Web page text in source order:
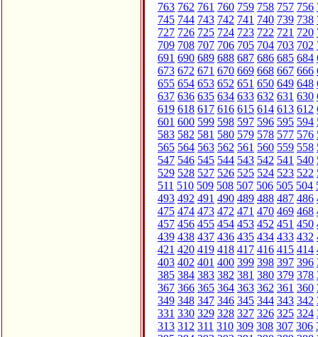
763 762 761 760 759 758 757 756
745 744 743 742 741 740 739 738
727 726 725 724 723 722 721 720
709 708 707 706 705 704 703 702
691 690 689 688 687 686 685 684
673 672 671 670 669 668 667 666
655 654 653 652 651 650 649 648
637 636 635 634 633 632 631 630
619 618 617 616 615 614 613 612
601 600 599 598 597 596 595 594
583 582 581 580 579 578 577 576
565 564 563 562 561 560 559 558
547 546 545 544 543 542 541 540
529 528 527 526 525 524 523 522
511 510 509 508 507 506 505 504
493 492 491 490 489 488 487 486
475 474 473 472 471 470 469 468
457 456 455 454 453 452 451 450
439 438 437 436 435 434 433 432
421 420 419 418 417 416 415 414
403 402 401 400 399 398 397 396
385 384 383 382 381 380 379 378
367 366 365 364 363 362 361 360
349 348 347 346 345 344 343 342
331 330 329 328 327 326 325 324
313 312 311 310 309 308 307 306